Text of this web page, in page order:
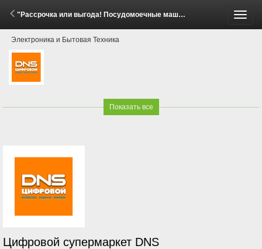
"Рассрочка или выгода! Посудомоечные машины Beko, Indesit, Hotpoint" (2 - 8 Июня 2026)
Электроника и Бытовая Техника
Показать все
Цифровой супермаркет DNS